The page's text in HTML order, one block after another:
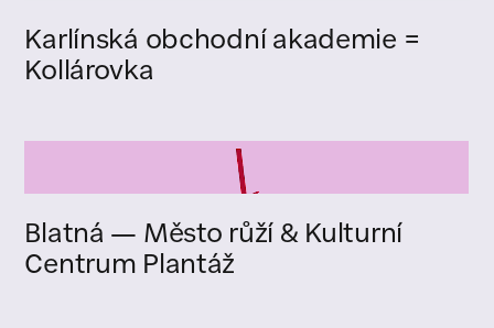
Karlínská obchodní akademie =
Kollárovka
Blatná — Město růží & Kulturní
Centrum Plantáž